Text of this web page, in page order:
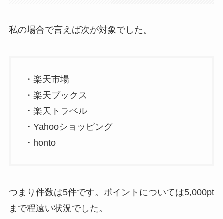
私の場合で言えば次が対象でした。
・楽天市場
・楽天ブックス
・楽天トラベル
・Yahooショッピング
・honto
つまり件数は5件です。ポイントについては5,000pt
まで程遠い状況でした。